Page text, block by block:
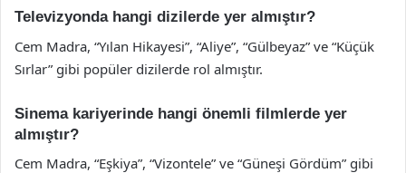
Televizyonda hangi dizilerde yer almıştır?
Cem Madra, “Yılan Hikayesi”, “Aliye”, “Gülbeyaz” ve “Küçük
Sırlar” gibi popüler dizilerde rol almıştır.
Sinema kariyerinde hangi önemli filmlerde yer
almıştır?
Cem Madra, “Eşkiya”, “Vizontele” ve “Güneşi Gördüm” gibi